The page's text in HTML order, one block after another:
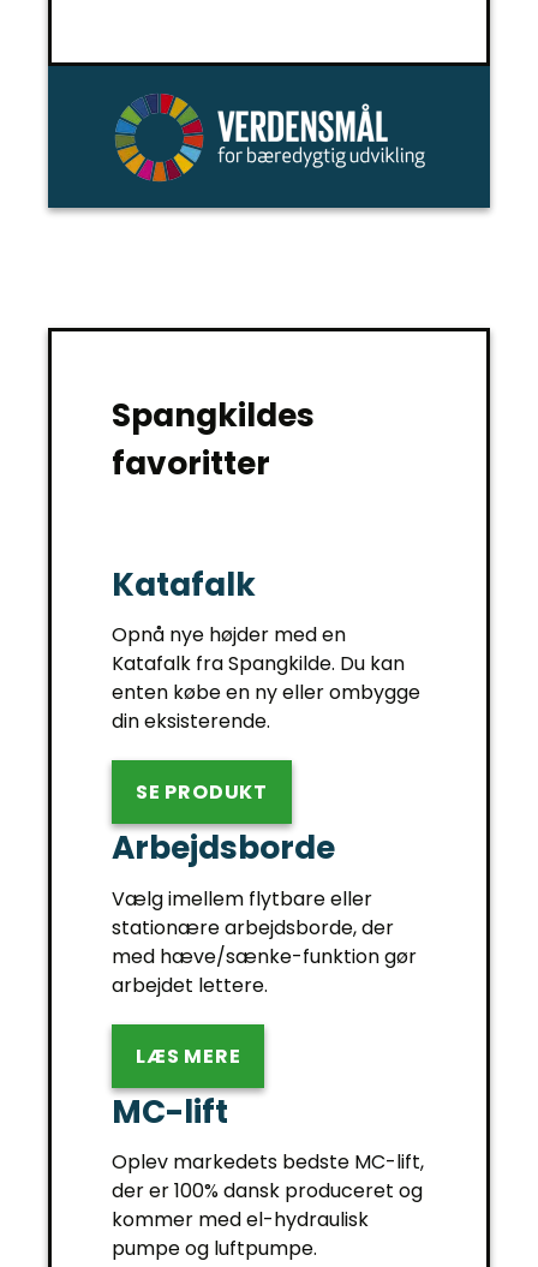
Spangkildes
favoritter
Katafalk
Opnå nye højder med en
Katafalk fra Spangkilde. Du kan
enten købe en ny eller ombygge
din eksisterende.
SE PRODUKT
Arbejdsborde
Vælg imellem flytbare eller
stationære arbejdsborde, der
med hæve/sænke-funktion gør
arbejdet lettere.
LÆS MERE
MC-lift
Oplev markedets bedste MC-lift,
der er 100% dansk produceret og
kommer med el-hydraulisk
pumpe og luftpumpe.